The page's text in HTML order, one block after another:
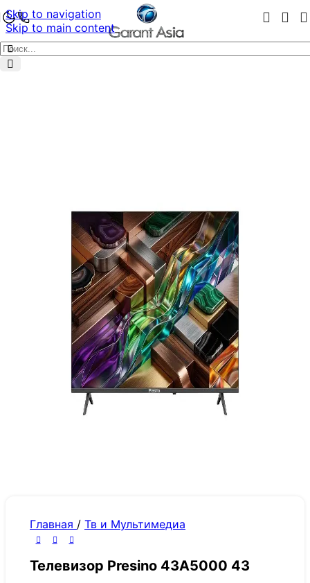
Skip to navigation
Skip to main content
Главная / Тв и Мультимедиа
Телевизор Presino 43A5000 43